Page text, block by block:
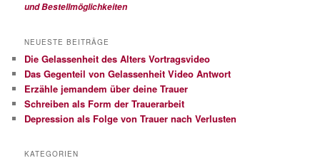
und Bestellmöglichkeiten
NEUESTE BEITRÄGE
Die Gelassenheit des Alters Vortragsvideo
Das Gegenteil von Gelassenheit Video Antwort
Erzähle jemandem über deine Trauer
Schreiben als Form der Trauerarbeit
Depression als Folge von Trauer nach Verlusten
KATEGORIEN